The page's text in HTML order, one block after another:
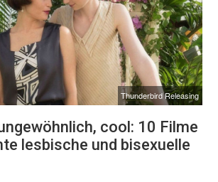
Thunderbird Releasing
cool: 10 Filme
lesbische und bisexuelle